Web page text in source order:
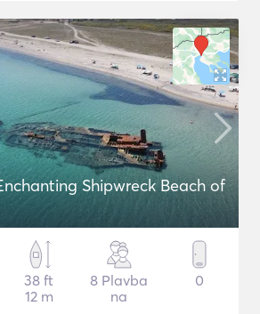
Shipwreck Beach of
38 ft
12 m
8 Plavba
na
0